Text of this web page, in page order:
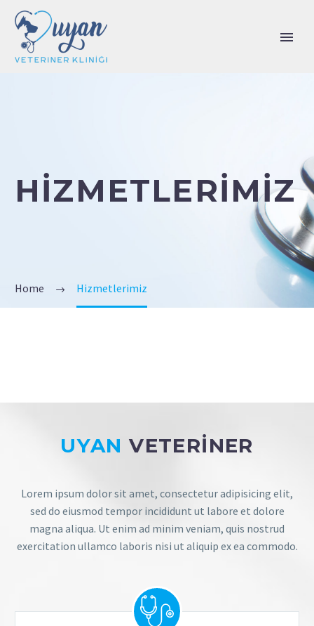
HIZMETLERIMIZ
Home Hizmetlerimiz
UYANVETERINER
Lorem ipsum dolor sit amet, consectetur adipisicing elit,
sed do eiusmod tempor incididunt ut labore et dolore
magna aliqua. Ut enim ad minim veniam, quis nostrud
exercitation ullamco laboris nisi ut aliquip ex ea commodo.